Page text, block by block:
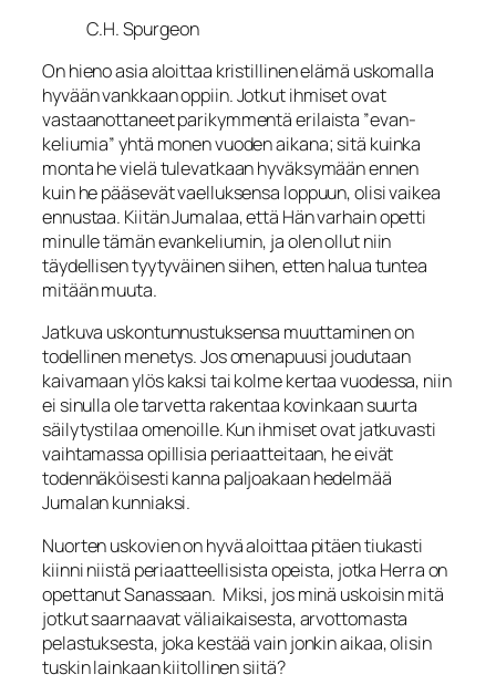
C.H. Spurgeon
On hieno asia aloittaa kristillinen elämä uskomalla
hyvään vankkaan op­piin. Jotkut ihmiset ovat
vastaanottaneet parikymmentä erilaista ”evan­
keliumia” yhtä monen vuoden aikana; sitä kuinka
monta he vielä tule­vatkaan hyväksymään ennen
kuin he pääsevät vaelluksensa loppuun, olisi vaikea
ennustaa. Kiitän Jumalaa, että Hän varhain opetti
minulle tämän evankeliumin, ja olen ollut niin
täydellisen tyytyväinen siihen, etten halua tuntea
mitään muuta.
Jat­kuva uskontunnustuksensa muuttaminen on
todellinen menetys. Jos omenapuusi joudutaan
kaivamaan ylös kaksi tai kolme kertaa vuodessa, niin
ei sinulla ole tar­vetta rakentaa kovinkaan suurta
säilytystilaa omenoille. Kun ihmiset ovat jatkuvasti
vaihtamassa opillisia periaatteitaan, he eivät
todennäköisesti kanna paljoakaan he­delmää
Jumalan kunniaksi.
Nuorten uskovien on hyvä aloittaa pitäen tiukasti
kiinni niistä periaatteellisista opeista, jotka Herra on
opettanut Sanassaan. Miksi, jos minä uskoisin mitä
jotkut saarnaavat väliaikaisesta, arvottomasta
pelastuksesta, joka kes­tää vain jonkin aikaa, olisin
tuskin lainkaan kiitollinen siitä?